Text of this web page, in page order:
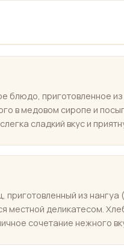
блюдо, приготовленное
в медовом сиропе и
сладкий вкус и
приготовленный из нангуа
местной деликатесом.
сочетание нежного